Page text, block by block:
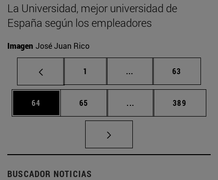
La Universidad, mejor universidad de
España según los empleadores
Imagen José Juan Rico
Página
1 ... Páginas intermedias
Página
63
Página
64 Página
65 ... Páginas intermedias
Página
389
BUSCADOR NOTICIAS